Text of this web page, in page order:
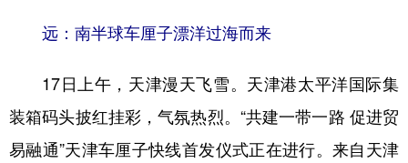
新疆 内蒙古 黑龙江
多语种频道
English Español Français عربى
远：南半球车厘子漂洋过海而来
17日上午，天津漫天飞雪。天津港太平洋国际集
装箱码头披红挂彩，气氛热烈。“共建一带一路 促进贸
易融通”天津车厘子快线首发仪式正在进行。来自天津